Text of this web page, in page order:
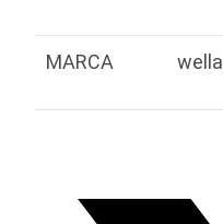
MARCA wella